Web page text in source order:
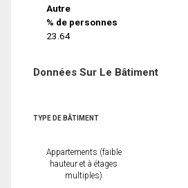
Autre
% de personnes
23.64
Données Sur Le Bâtiment
TYPE DE BÂTIMENT
Appartements (faible
hauteur et à étages
multiples)